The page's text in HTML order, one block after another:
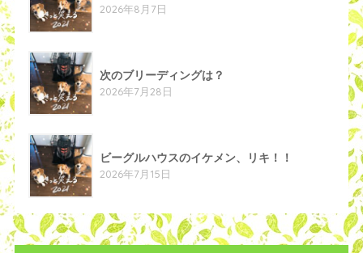
2026年8月7日
次のブリーディングは？
2026年7月28日
ビーグルハウスのイケメン、リキ！！
2026年7月15日